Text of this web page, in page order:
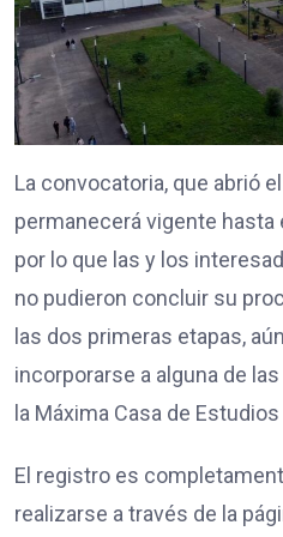
La convocatoria, que abrió
permanecerá vigente hasta
por lo que las y los
no pudieron concluir su
las dos primeras etapas,
incorporarse a alguna de
la Máxima Casa de
El registro es
realizarse a través de la